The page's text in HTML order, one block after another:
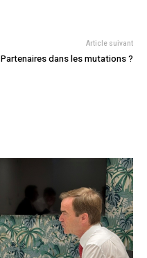
Article suivant
Partenaires dans les mutations ?